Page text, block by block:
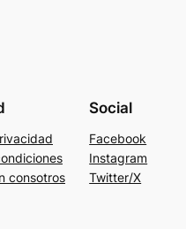
consotros
Social
Facebook
Instagram
Twitter/X